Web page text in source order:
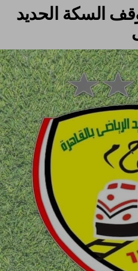
السكة الحديد